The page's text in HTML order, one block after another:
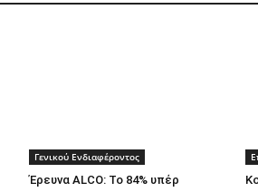
Γενικού Ενδιαφέροντος
Έρευνα ALCO: Το 84% υπέρ